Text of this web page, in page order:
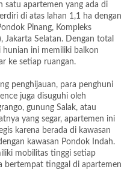
satu apartemen yang ada di
di atas lahan 1,1 ha dengan
Pinang, Kompleks
Jakarta Selatan. Dengan total
ini memiliki balkon
ke setiap ruangan.
penghijauan, para penghuni
juga disuguhi oleh
gunung Salak, atau
yang segar, apartemen ini
karena berada di kawasan
kawasan Pondok Indah.
mobilitas tinggi setiap
bertempat tinggal di apartemen